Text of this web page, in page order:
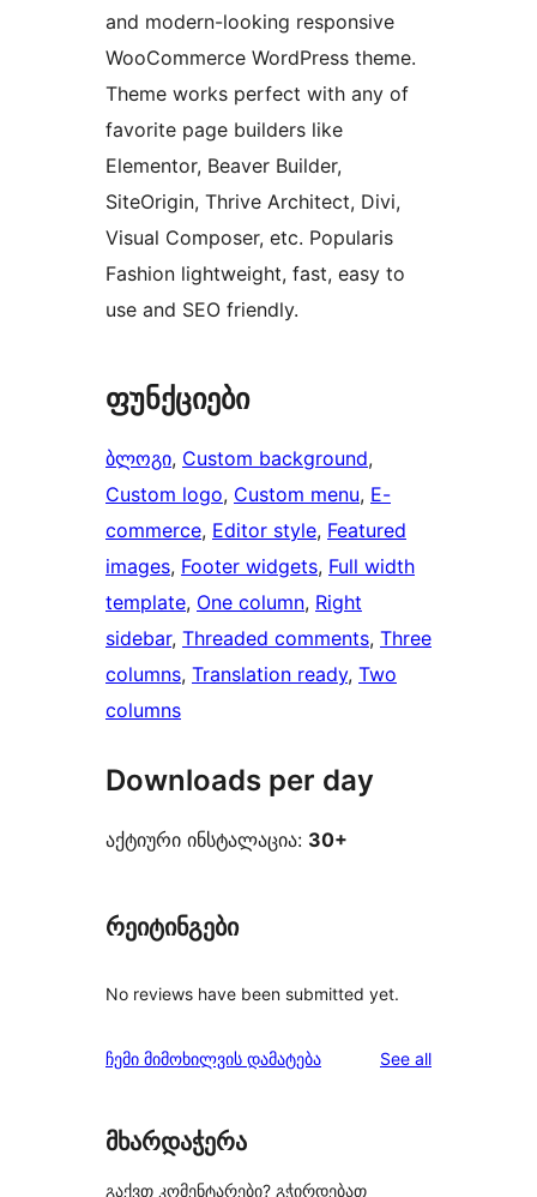
and modern-looking responsive
WooCommerce WordPress theme.
Theme works perfect with any of
favorite page builders like
Elementor, Beaver Builder,
SiteOrigin, Thrive Architect, Divi,
Visual Composer, etc. Popularis
Fashion lightweight, fast, easy to
use and SEO friendly.
ფუნქციები
ბლოგი, Custom background
Custom logo, Custom menu, E-
commerce, Editor style, Featured
images, Footer widgets, Full width
template, One column, Right
sidebar, Threaded comments, Three
columns, Translation ready, Two
columns
Downloads per day
აქტიური ინსტალაცია: 30+
რეიტინგები
No reviews have been submitted yet.
ჩემი მიმოხილვის დამატება See allreviews
მხარდაჭერა
გაქვთ კომენტარები? გჭირდებათ